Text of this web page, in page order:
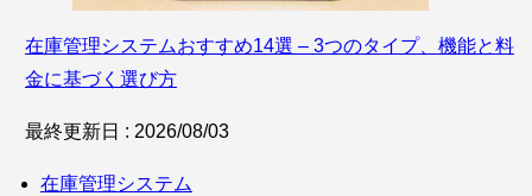
在庫管理システムおすすめ14選 – 3つのタイプ、機能と料
金に基づく選び方
最終更新日 : 2026/08/03
在庫管理システム